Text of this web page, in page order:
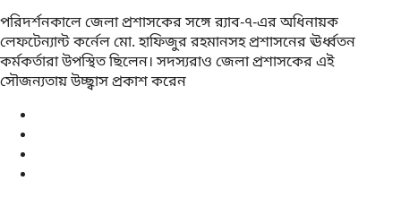
পরিদর্শনকালে জেলা প্রশাসকের সঙ্গে র‍্যাব-৭-এর অধিনায়ক
লেফটেন্যান্ট কর্নেল মো. হাফিজুর রহমানসহ প্রশাসনের ঊর্ধ্বতন
কর্মকর্তারা উপস্থিত ছিলেন। সদস্যরাও জেলা প্রশাসকের এই
সৌজন্যতায় উচ্ছ্বাস প্রকাশ করেন